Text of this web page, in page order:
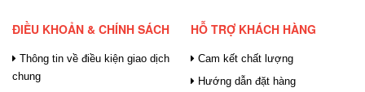
ĐIỀU KHOẢN & CHÍNH SÁCH
Thông tin về điều kiện giao dịch
chung
HỖ TRỢ KHÁCH HÀNG
Cam kết chất lượng
Hướng dẫn đặt hàng